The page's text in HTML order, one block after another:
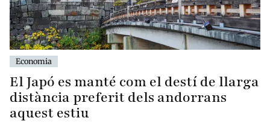
Economia
El Japó es manté com el destí de llarga
distància preferit dels andorrans
aquest estiu